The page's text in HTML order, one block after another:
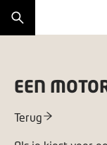
EEN
Terug